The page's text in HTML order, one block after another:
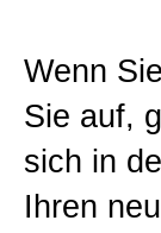
Wenn
Sie auf,
sich in
Ihren